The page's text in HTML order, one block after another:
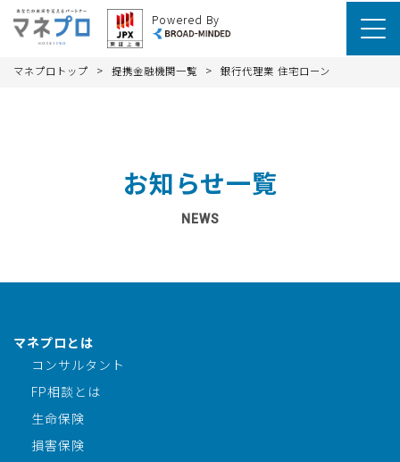
Powered By
マネプロトップ > 提携金融機関一覧 > 銀行代理業 住宅ローン
お知らせ一覧
NEWS
マネプロとは
コンサルタント
FP相談とは
生命保険
損害保険